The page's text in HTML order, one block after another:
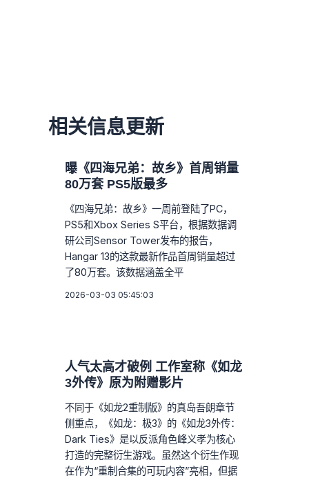
相关信息更新
曝《四海兄弟：故乡》首周销量
80万套 PS5版最多
《四海兄弟：故乡》一周前登陆了PC，
PS5和Xbox Series S平台，根据数据调
研公司Sensor Tower发布的报告，
Hangar 13的这款最新作品首周销量超过
了80万套。该数据涵盖全平
2026-03-03 05:45:03
人气太高才破例 工作室称《如龙
3外传》原为附赠影片
不同于《如龙2重制版》的真岛吾朗章节
侧重点，《如龙：极3》的《如龙3外传：
Dark Ties》是以反派角色峰义孝为核心
打造的完整衍生游戏。虽然这个衍生作现
在作为“重制合集的可玩内容”亮相，但据